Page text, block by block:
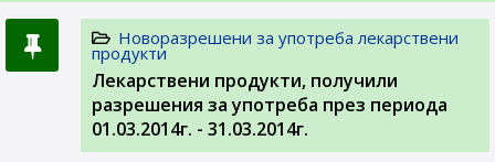
Новоразрешени за употреба лекарствени
продукти
Лекарствени продукти, получили
разрешения за употреба през периода
01.03.2014г. - 31.03.2014г.